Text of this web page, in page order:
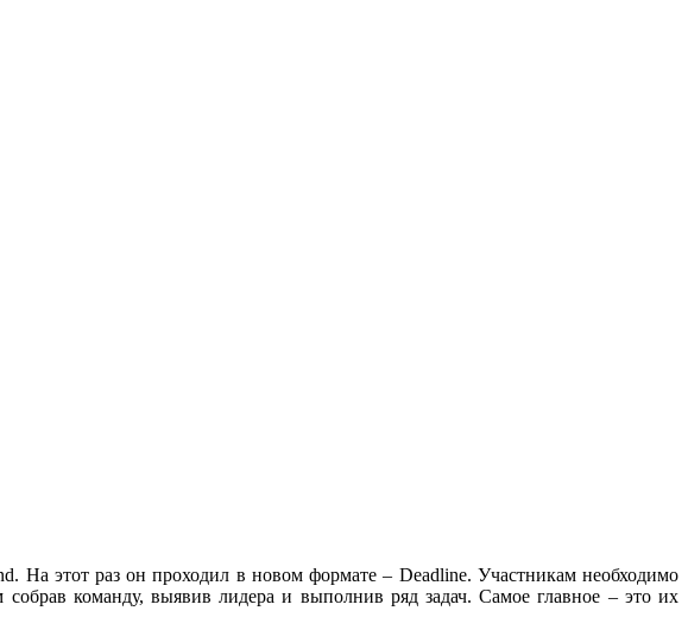
На этот раз он проходил в новом формате – Deadline. Участникам необходимо
команду, выявив лидера и выполнив ряд задач. Самое главное – это их